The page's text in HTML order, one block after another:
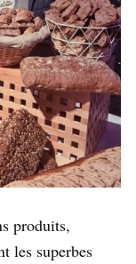
produits,
les superbes